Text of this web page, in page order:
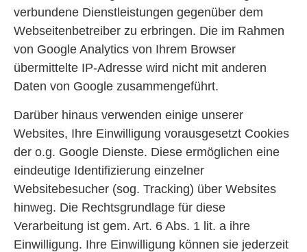
verbundene Dienstleistungen gegenüber dem
Webseitenbetreiber zu erbringen. Die im Rahmen
von Google Analytics von Ihrem Browser
übermittelte IP-Adresse wird nicht mit anderen
Daten von Google zusammengeführt.
Darüber hinaus verwenden einige unserer
Websites, Ihre Einwilligung vorausgesetzt Cookies
der o.g. Google Dienste. Diese ermöglichen eine
eindeutige Identifizierung einzelner
Websitebesucher (sog. Tracking) über Websites
hinweg. Die Rechtsgrundlage für diese
Verarbeitung ist gem. Art. 6 Abs. 1 lit. a ihre
Einwilligung. Ihre Einwilligung können sie jederzeit